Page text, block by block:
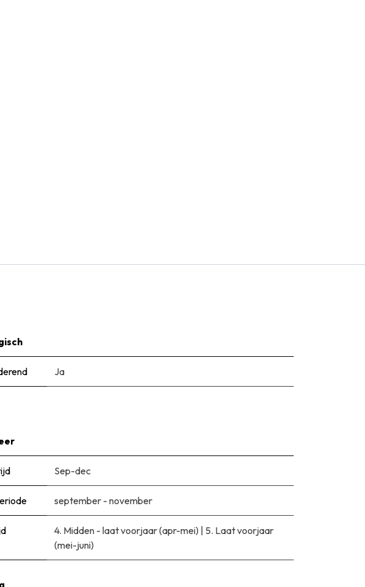
Ja
Sep-dec
september - november
​4. Midden - laat voorjaar (apr-mei) | 5. Laat voorjaar
(mei-juni)